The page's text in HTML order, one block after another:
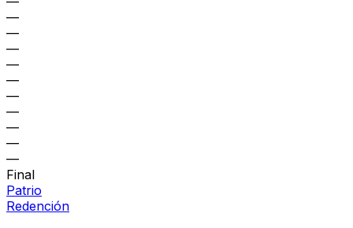
—
—
—
—
—
—
—
—
—
—
Final
Patrio
Redención